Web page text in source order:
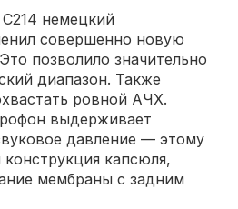
немецкий
совершенно новую
позволило значительно
диапазон. Также
ровной АЧХ.
выдерживает
давление — этому
конструкция капсюля,
мембраны с задним